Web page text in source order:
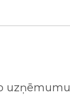
uzņēmumu